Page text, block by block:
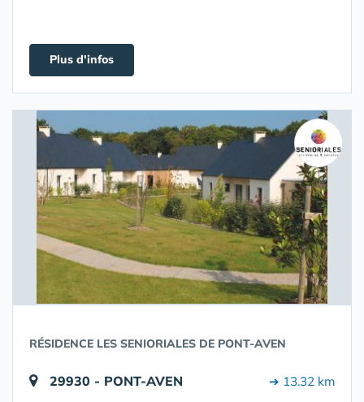
Plus d'infos
RÉSIDENCE LES SENIORIALES DE PONT-AVEN
29930 - PONT-AVEN ➔ 13.32 km